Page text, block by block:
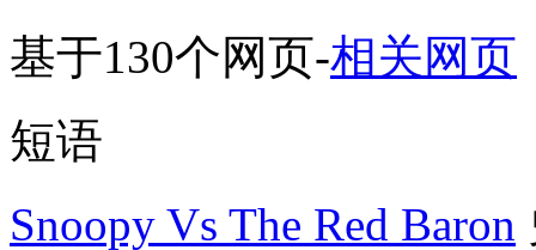
基于130个网页-相关网页
短语
Snoopy Vs The Red Baron